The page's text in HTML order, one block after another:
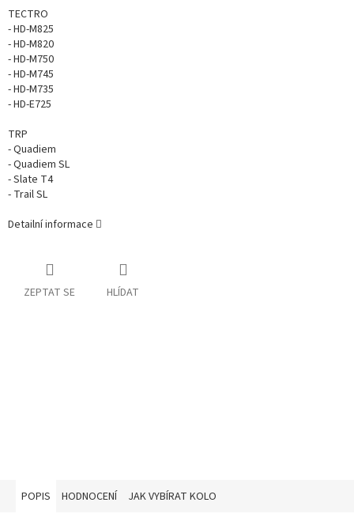
TECTRO
- HD-M825
- HD-M820
- HD-M750
- HD-M745
- HD-M735
- HD-E725
TRP
- Quadiem
- Quadiem SL
- Slate T4
- Trail SL
Detailní informace
ZEPTAT SE HLÍDAT
POPIS HODNOCENÍ JAK VYBÍRAT KOLO